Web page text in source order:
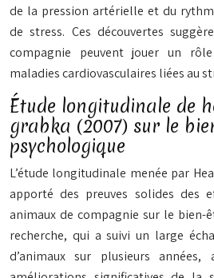
de la pression artérielle et du
de stress. Ces découvertes
compagnie peuvent jouer un
maladies cardiovasculaires liées au
Étude longitudinale de
grabka (2007) sur le
psychologique
L’étude longitudinale menée par
apporté des preuves solides des
animaux de compagnie sur le bien-
recherche, qui a suivi un large
d’animaux sur plusieurs